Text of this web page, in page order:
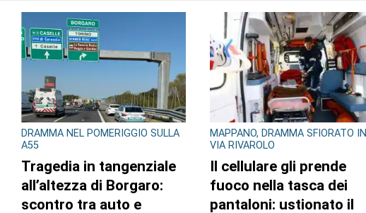
DRAMMA NEL POMERIGGIO SULLA
A55
Tragedia in tangenziale
all’altezza di Borgaro:
scontro tra auto e
MAPPANO, DRAMMA SFIORATO IN
VIA RIVAROLO
Il cellulare gli prende
fuoco nella tasca dei
pantaloni: ustionato il